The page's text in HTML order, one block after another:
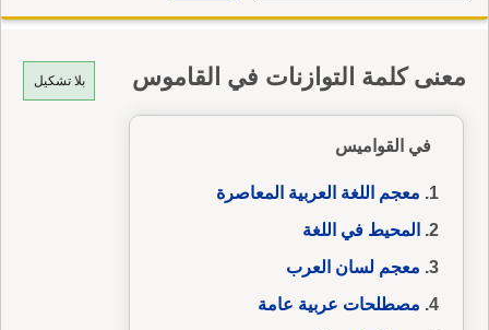
بلا تشكيل معنى كلمة التوازنات في القاموس
في القواميس
معجم اللغة العربية المعاصرة
المحيط في اللغة
معجم لسان العرب
مصطلحات عربية عامة